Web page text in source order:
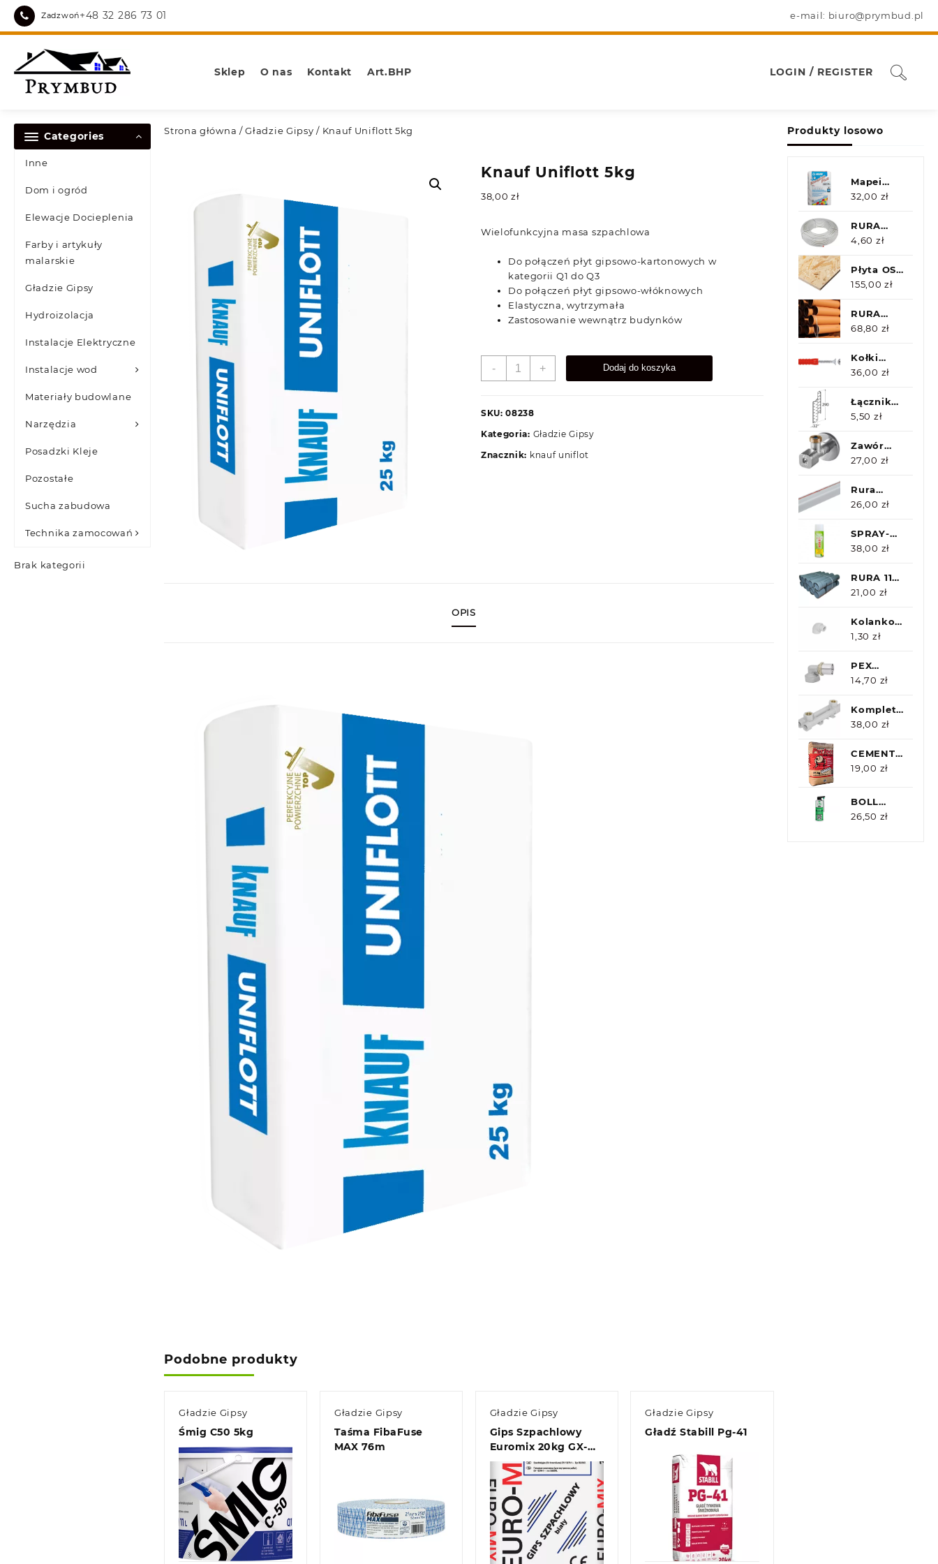
Skip
content
Zadzwoń+48 32 286 73 01 e-mail: biuro@prymbud.pl
Sklep O nas Kontakt Art.BHP LOGIN / REGISTER
Categories
Inne
Dom i ogród
Elewacje Docieplenia
Farby i artykuły
malarskie
Gładzie Gipsy
Hydroizolacja
Instalacje Elektryczne
Instalacje wod
Materiały budowlane
Narzędzia
Posadzki Kleje
Pozostałe
Sucha zabudowa
Technika zamocowań
Brak kategorii
Strona główna /Gładzie Gipsy / Knauf Uniflott 5kg
Knauf Uniflott 5kg
38,00zł
Wielofunkcyjna masa szpachlowa
Do połączeń płyt gipsowo-kartonowych w
kategorii Q1 do Q3
Do połączeń płyt gipsowo-włóknowych
Elastyczna, wytrzymała
Zastosowanie wewnątrz budynków
-
ilość
+ Dodaj do koszyka
SKU:08238
Kategoria: Gładzie Gipsy
Znacznik: knauf uniflot
OPIS
Podobne produkty
Gładzie Gipsy
Śmig C50 5kg
Quick view
Gładzie Gipsy
Taśma FibaFuse
MAX 76m
Gładzie Gipsy
Gips Szpachlowy
Euromix 20kg GX-
START
Quick view
Gładzie Gipsy
Gładź Stabill Pg-41
Quick view
Produkty losowo
Mapei
Nivoplan
32,00 zł
RURA
PEX/AL/PEX
16X2,00
(200M)
4,60 zł
Płyta OSB
25mm
155,00zł
RURA
160/2m
68,80 zł
Kołki
uniwersalne
wkrętem
z łbem
5 x 60
(100szt)
36,00 zł
Łącznik
krokwi
5,50 zł
Zawór
kątowy z
1/2x1/2
Solid
27,00 zł
Rura
VESBO
4m
26,00 zł
SPRAY-
KON R505
Czyścik W
Sprayu
38,00 zł
RURA 110
SZARA
21,00 zł
Kolanko
PP
90st
1,30 zł
PEX
DURO
KOLANO
16x1/2GW
14,70 zł
Komplet
naścienny
20x1/2
38,00 zł
CEMENT
PERFECT
32,5 R
25kg
19,00 zł
BOLL
multi
26,50 zł